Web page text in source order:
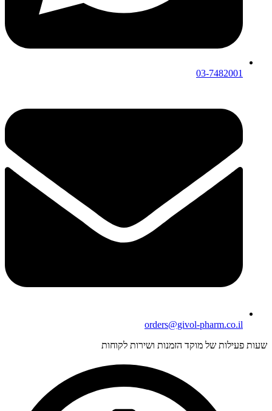
03-7482001
orders@givol-pharm.co.il
פעילות של מוקד הזמנות ושירות לקוחות